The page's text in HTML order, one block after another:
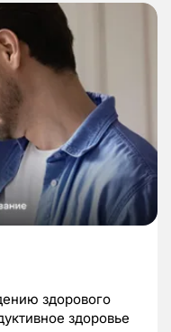
здорового
здоровье